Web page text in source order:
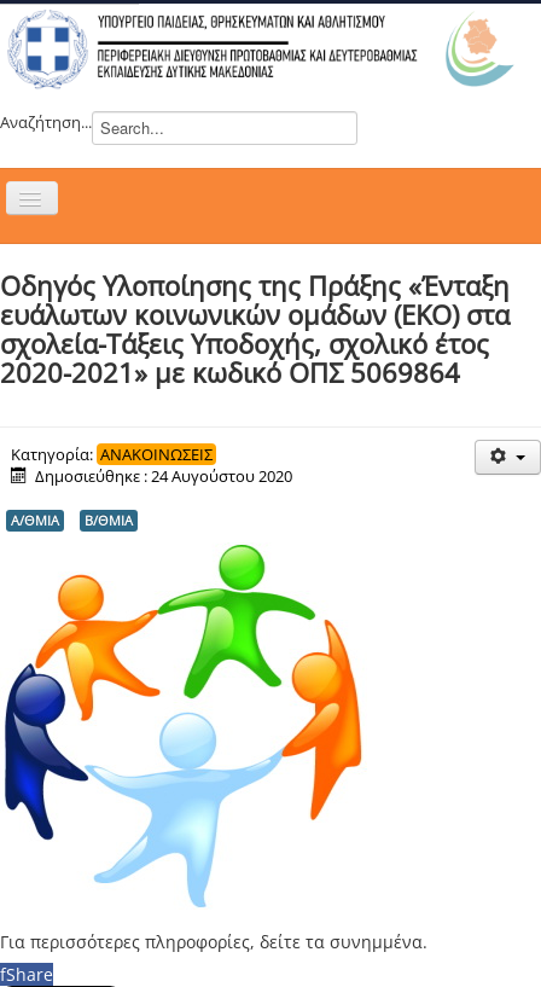
Αναζήτηση...
Εναλλαγή
ΝΕΑ
ΣΥΜΒΟΥΛΙΑ
ΕΥΡΩΠΑΪΚΑ ΠΡΟΓΡΑΜΜΑΤΑ
ΔΡΑΣΕΙΣ
ΕΠΙΚΟΙΝΩΝΙΑ
ΕΞ ΑΠΟΣΤΑΣΕΩΣ ΕΚΠΑΙΔΕΥΣΗ
Οδηγός Υλοποίησης της Πράξης «Ένταξη
ευάλωτων κοινωνικών ομάδων (ΕΚΟ) στα
σχολεία-Τάξεις Υποδοχής, σχολικό έτος
2020-2021» με κωδικό ΟΠΣ 5069864
Κατηγορία: ΑΝΑΚΟΙΝΩΣΕΙΣ
Δημοσιεύθηκε : 24 Αυγούστου 2020
Α/ΘΜΙΑ Β/ΘΜΙΑ
Για περισσότερες πληροφορίες, δείτε τα συνημμένα.
fShare